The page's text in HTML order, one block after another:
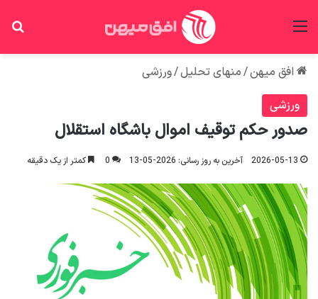
افق میهن/منهای تحلیل/ورزشی
ورزشی
صدور حکم توقیف اموال باشگاه استقلال
2026-05-13 آخرین به روز رسانی: 2026-05-13 0 کمتر از یک دقیقه